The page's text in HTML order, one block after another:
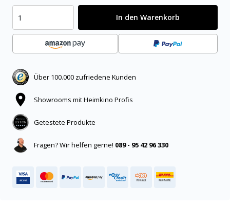
In den Warenkorb
Über 100.000 zufriedene Kunden
Showrooms mit Heimkino Profis
Getestete Produkte
Fragen? Wir helfen gerne! 089 - 95 42 96 330